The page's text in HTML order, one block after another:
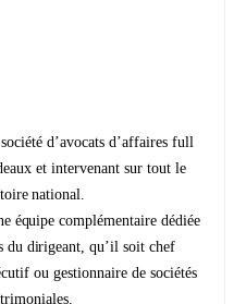
d’avocats d’affaires full
et intervenant sur tout le
national.
équipe complémentaire dédiée
du dirigeant, qu’il soit chef
ou gestionnaire de sociétés